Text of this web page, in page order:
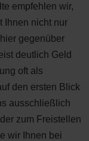
empfehlen wir,
Ihnen nicht nur
gegenüber
deutlich Geld
oft als
den ersten Blick
ausschließlich
zum Freistellen
wir Ihnen bei